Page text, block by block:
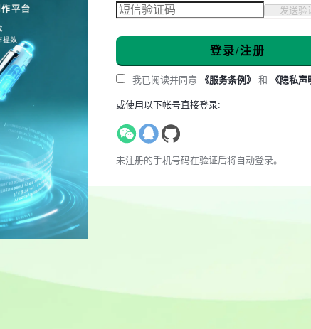
发送验
登录/注册
我已阅读并同意 《服务条例》 和 《隐私声
或使用以下帐号直接登录:
未注册的手机号码在验证后将自动登录。